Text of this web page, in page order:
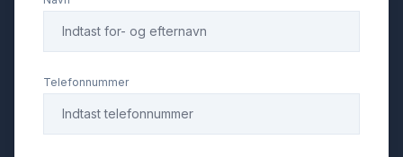
Parkeringssensor foran
Stofsæder
Telefonnummer